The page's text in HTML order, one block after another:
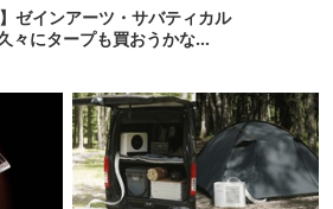
ゼインアーツ・サバティカル
々にタープも買おうかな…